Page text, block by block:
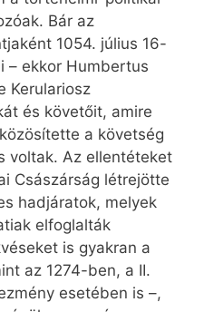
Bár az
1054. július 16-
– ekkor Humbertus
Kerulariosz
és követőit, amire
a követség
voltak. Az ellentéteket
Császárság létrejötte
hadjáratok, melyek
elfoglalták
is gyakran a
az 1274-ben, a II.
esetében is –,